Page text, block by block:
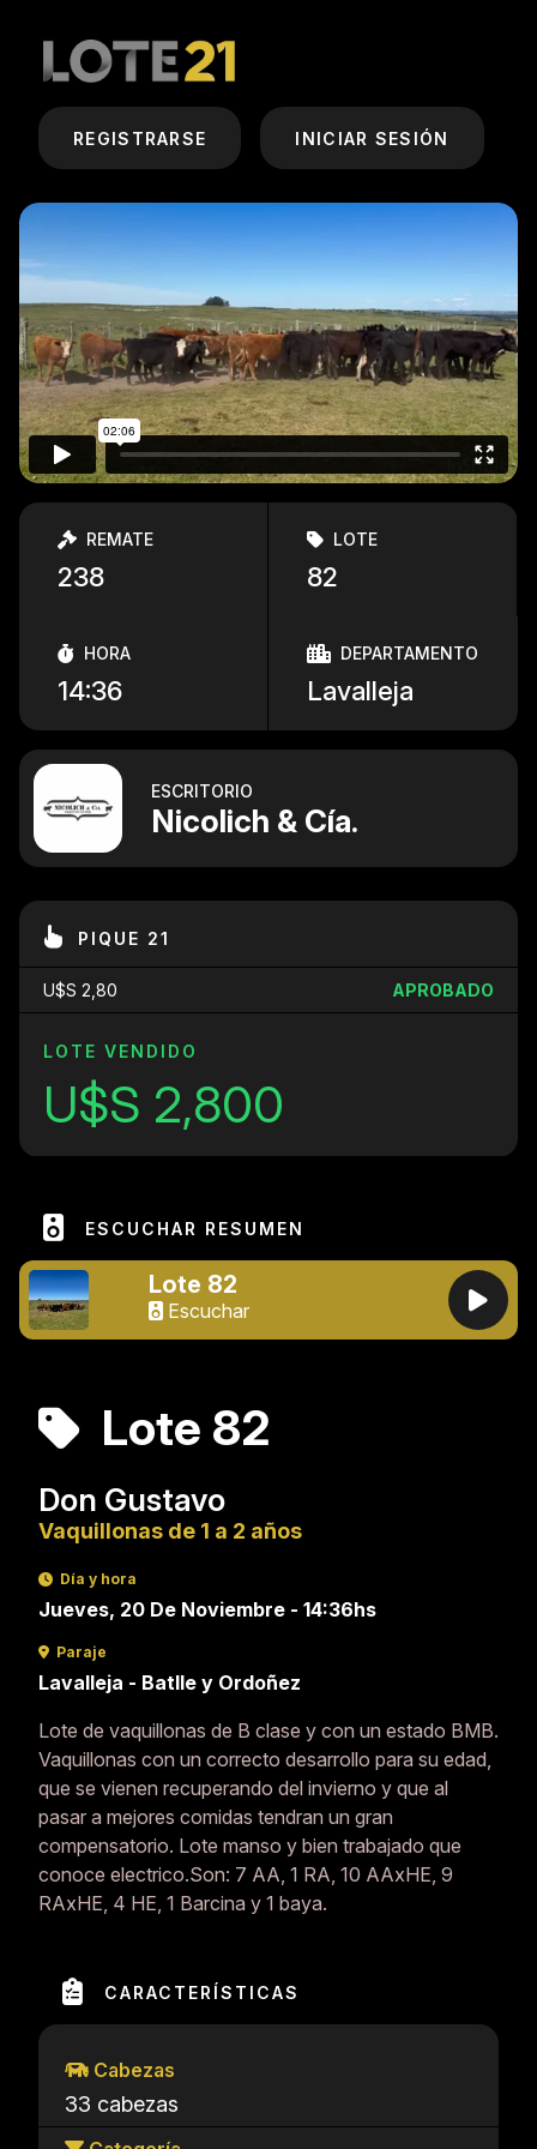
REGISTRARSE INICIAR SESIÓN
REMATE
238
LOTE
82
HORA
14:36
DEPARTAMENTO
Lavalleja
ESCRITORIO
Nicolich & Cía.
PIQUE 21
U$S 2,80 APROBADO
LOTE VENDIDO
U$S 2,800
ESCUCHAR RESUMEN
Lote 82
Escuchar
Lote 82
Don Gustavo
Vaquillonas de 1 a 2 años
Día y hora
Jueves, 20 De Noviembre - 14:36hs
Paraje
Lavalleja - Batlle y Ordoñez
Lote de vaquillonas de B clase y con un estado BMB.
Vaquillonas con un correcto desarrollo para su edad,
que se vienen recuperando del invierno y que al
pasar a mejores comidas tendran un gran
compensatorio. Lote manso y bien trabajado que
conoce electrico.Son: 7 AA, 1 RA, 10 AAxHE, 9
RAxHE, 4 HE, 1 Barcina y 1 baya.
CARACTERÍSTICAS
Cabezas
33 cabezas